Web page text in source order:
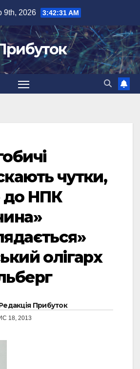
9th, 2026 3:42:32 AM
чутки,
до НПК
олігарх
Прибуток
18, 2013